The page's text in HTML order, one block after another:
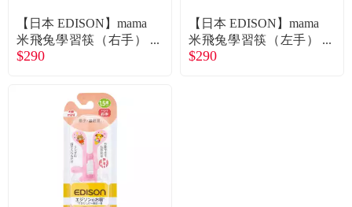
優惠活動
關於我們
【日本 EDISON】mama
米飛兔學習筷（右手）
（適1.5歲起）（白）
$290
【日本 EDISON】mama
米飛兔學習筷（左手）
（適1.5歲起）（白）
$290